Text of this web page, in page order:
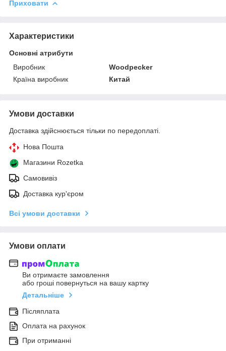
Приховати
Характеристики
Основні атрибути
Виробник
Woodpecker
Країна виробник
Китай
Умови доставки
Доставка здійснюється тільки по передоплаті.
Нова Пошта
Магазини Rozetka
Самовивіз
Доставка кур'єром
Всі умови доставки
Умови оплати
Ви отримаєте замовлення
або гроші повернуться на вашу картку
Детальніше
Післяплата
Оплата на рахунок
При отриманні